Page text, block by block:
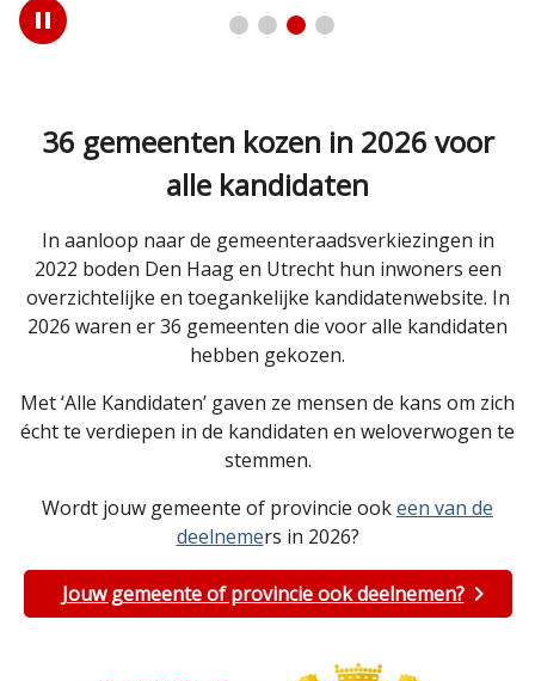
Play
/
36 gemeenten kozen in 2026 voor
alle kandidaten
In aanloop naar de gemeenteraadsverkiezingen in
2022 boden Den Haag en Utrecht hun inwoners een
overzichtelijke en toegankelijke kandidatenwebsite. In
2026 waren er 36 gemeenten die voor alle kandidaten
hebben gekozen.
Met ‘Alle Kandidaten’ gaven ze mensen de kans om zich
écht te verdiepen in de kandidaten en weloverwogen te
stemmen.
Wordt jouw gemeente of provincie ookeen van de
deelnemers in 2026?
Jouw gemeente of provincie ook deelnemen?